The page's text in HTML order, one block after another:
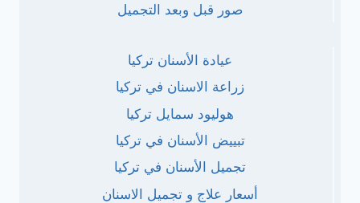
صور قبل وبعد التجميل
عيادة الأسنان تركيا
زراعة الاسنان في تركيا
هوليود سمايل تركيا
تبييض الأسنان في تركيا
تجميل الأسنان في تركيا
أسعار علاج و تجميل الاسنان